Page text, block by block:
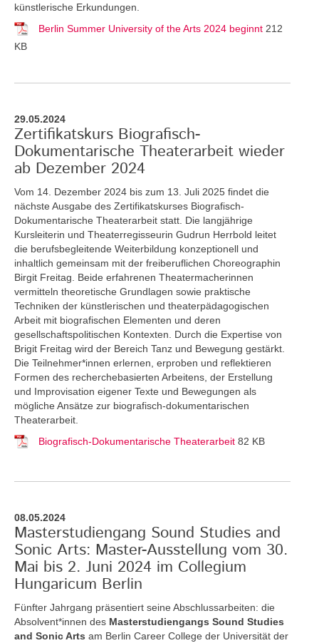
künstlerische Erkundungen.
Berlin Summer University of the Arts 2024 beginnt 212
KB
29.05.2024
Zertifikatskurs Biografisch-
Dokumentarische Theaterarbeit wieder
ab Dezember 2024
Vom 14. Dezember 2024 bis zum 13. Juli 2025 findet die
nächste Ausgabe des Zertifikatskurses Biografisch-
Dokumentarische Theaterarbeit statt. Die langjährige
Kursleiterin und Theaterregisseurin Gudrun Herrbold leitet
die berufsbegleitende Weiterbildung konzeptionell und
inhaltlich gemeinsam mit der freiberuflichen Choreographin
Birgit Freitag. Beide erfahrenen Theatermacherinnen
vermitteln theoretische Grundlagen sowie praktische
Techniken der künstlerischen und theaterpädagogischen
Arbeit mit biografischen Elementen und deren
gesellschaftspolitischen Kontexten. Durch die Expertise von
Brigit Freitag wird der Bereich Tanz und Bewegung gestärkt.
Die Teilnehmer*innen erlernen, erproben und reflektieren
Formen des recherchebasierten Arbeitens, der Erstellung
und Improvisation eigener Texte und Bewegungen als
mögliche Ansätze zur biografisch-dokumentarischen
Theaterarbeit.
Biografisch-Dokumentarische Theaterarbeit 82 KB
08.05.2024
Masterstudiengang Sound Studies and
Sonic Arts: Master-Ausstellung vom 30.
Mai bis 2. Juni 2024 im Collegium
Hungaricum Berlin
Fünfter Jahrgang präsentiert seine Abschlussarbeiten: die
Absolvent*innen des Masterstudiengangs Sound Studies
and Sonic Arts am Berlin Career College der Universität der